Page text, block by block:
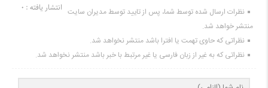
انتشار یافته : ۰ نظرات ارسال شده توسط شما، پس از تایید توسط مدیران سایت
منتشر خواهد شد.
نظراتی که حاوی تهمت یا افترا باشد منتشر نخواهد شد.
نظراتی که به غیر از زبان فارسی یا غیر مرتبط با خبر باشد منتشر نخواهد شد.